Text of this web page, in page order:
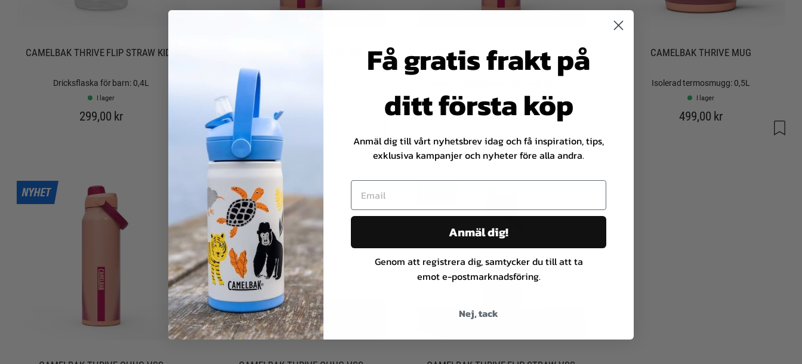
CAMELBAK THRIVE FLIP STRAW KIDS
Dricksflaska för barn: 0,4L
I lager
299,00 kr
Isolerad dricksflaska: 0.6L
549,00 kr
CAMELBAK THRIVE FLIP STRAW VSS
I lager
549,00 kr
CAMELBAK THRIVE MUG
Isolerad termosmugg: 0,5L
I lager
499,00 kr
Få gratis frakt på
ditt första köp
Anmäl dig till vårt nyhetsbrev idag och få inspiration, tips,
exklusiva kampanjer och nyheter före alla andra.
Anmäl dig!
Genom att registrera dig, samtycker du till att ta
emot e-postmarknadsföring.
Nej, tack